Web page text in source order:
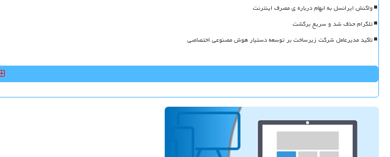
واکنش ایرانسل به ابهام درباره ی مصرف اینترنت
تلگرام حذف شد و سریع برگشت
تاکید مدیرعامل شرکت زیرساخت بر توسعه دستیار هوش مصنوعی اختصاصی